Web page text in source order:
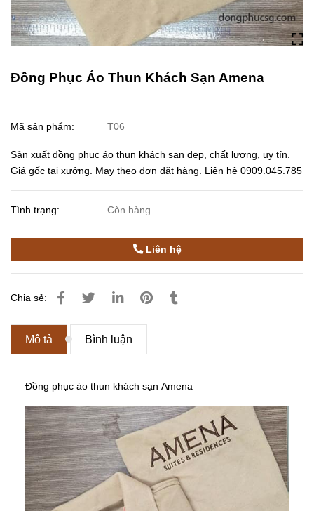
Đồng Phục Áo Thun Khách Sạn Amena
Mã sản phẩm: T06
Sản xuất đồng phục áo thun khách sạn đẹp, chất lượng, uy tín.
Giá gốc tại xưởng. May theo đơn đặt hàng. Liên hệ 0909.045.785
Tình trạng: Còn hàng
Liên hệ
Chia sẻ:
Mô tả Bình luận
Đồng phục áo thun khách sạn Amena